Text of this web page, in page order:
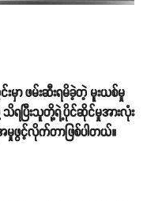
ာ ဖမ်းဆီးရမိခဲ့တဲ့ မူးယစ်မှု
ပြီးသူတို့ရဲ့ပိုင်ဆိုင်မှုအားလုံး
ဖွင့်လိုက်တာဖြစ်ပါတယ်။